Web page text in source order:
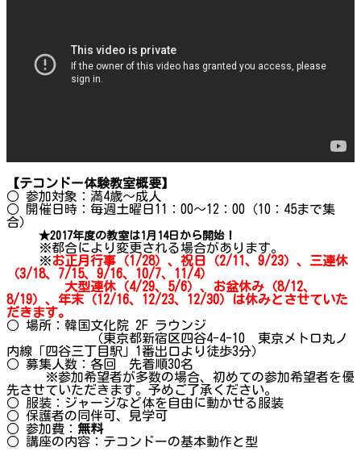
【テコンドー体験教室概要】
○ 参加対象：満4歳～成人
○ 開催日時：毎週土曜日11：00～12：00（10：45まで集
合）
★2017年度の教室は1月14日から開始！
※都合により変更される場合があります。
※お正月行事（1/28）、祝日（2/11、 9/23）、三連休
（3/18、7/15、9/16、10/7、11/4）
大型連休（4/29、5/6）、お盆休み（8/12、
8/19）、年末（12/16、12/23、12/30）は休みとさせていた
だきます。
○ 場所：韓国文化院 2F ラウンジ
（東京都新宿区四谷4-4-10 東京メトロ丸ノ
内線「四谷三丁目駅」1番出口より徒歩3分）
○ 募集人数：各回 先着順30名
※参加希望者が多数の場合、初めての参加希望者を優
先させていただきます。予めご了承ください。
○ 服装：ジャージなど体を自由に動かせる服装
○ 保護者の同伴可、見学可
○ 参加費： 無料
○ 講座の内容：テコンドーの基本動作と型